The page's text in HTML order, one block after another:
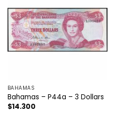
BAHAMAS
Bahamas – P44a – 3 Dollars
$14.300